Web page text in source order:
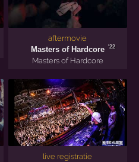
aftermovie
Masters of Hardcore
'22
Masters of Hardcore
live registratie